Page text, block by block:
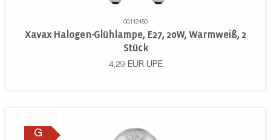
00112450
Xavax Halogen-Glühlampe, E27, 20W, Warmweiß, 2
Stück
4,29 EUR UPE
G